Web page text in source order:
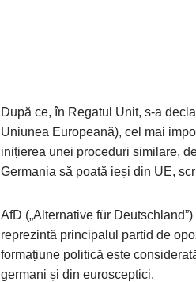
După ce, în Regatul Unit, s-a
Uniunea Europeană), cel mai
inițierea unei proceduri similare,
Germania să poată ieși din UE,
AfD („Alternative für
reprezintă principalul partid de
formațiune politică este
germani și din eurosceptici.